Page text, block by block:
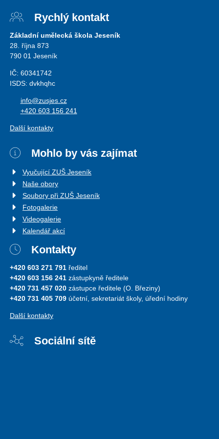
Rychlý kontakt
Základní umělecká škola Jeseník
28. října 873
790 01 Jeseník
IČ: 60341742
ISDS: dvkhqhc
info@zusjes.cz
+420 603 156 241
Další kontakty
Mohlo by vás zajímat
Vyučující ZUŠ Jeseník
Naše obory
Soubory při ZUŠ Jeseník
Fotogalerie
Videogalerie
Kalendář akcí
Kontakty
+420 603 271 791 ředitel
+420 603 156 241 zástupkyně ředitele
+420 731 457 020 zástupce ředitele (O. Březiny)
+420 731 405 709 účetní, sekretariát školy, úřední hodiny
Další kontakty
Sociální sítě